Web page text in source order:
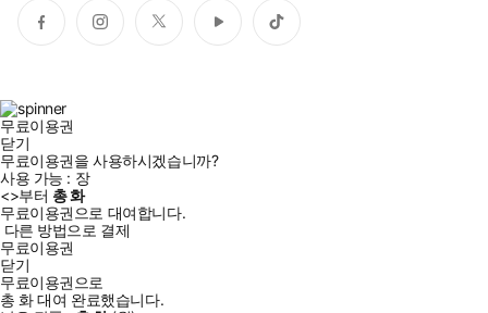
페
이
인
스
트
위
유
튜
틱
톡
무료이용권
닫기
무료이용권을 사용하시겠습니까?
사용 가능 : 장
<>부터 총화
무료이용권으로 대여합니다.
다른 방법으로 결제
무료이용권
닫기
무료이용권으로
총 화대여 완료했습니다.